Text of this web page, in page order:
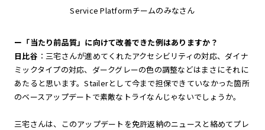
Service Platformチームのみなさん
ー「当たり前品質」に向けて改善できた例はありますか？
日比谷 ：三宅さんが進めてくれたアクセシビリティの対応、ダイナ
ミックタイプの対応、ダークグレーの色の調整などはまさにそれに
あたると思います。Stailerとして今まで担保できていなかった箇所
のベースアップデートで素敵なトライなんじゃないでしょうか。
三宅さんは、このアップデートを免許返納のニュースと絡めてプレ